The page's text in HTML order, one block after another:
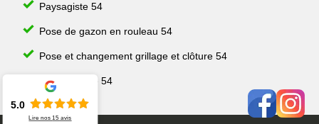
Paysagiste 54
Pose de gazon en rouleau 54
Pose et changement grillage et clôture 54
Taille de haie 54
5.0
Lire nos15 avis